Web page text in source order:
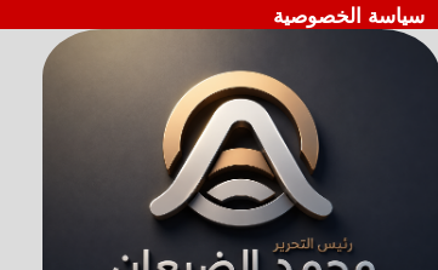
سياسة الخصوصية